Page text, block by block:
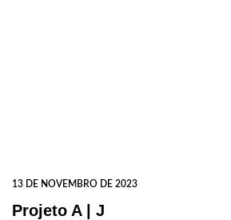
13 DE NOVEMBRO DE 2023
Projeto A | J